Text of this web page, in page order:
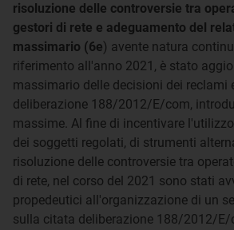
risoluzione delle controversie tra
gestori di rete e adeguamento del
massimario (6e) avente natura
riferimento all'anno 2021, è stato
massimario delle decisioni dei reclami
deliberazione 188/2012/E/com,
massime. Al fine di incentivare
dei soggetti regolati, di strumenti
risoluzione delle controversie tra
di rete, nel corso del 2021 sono stati
propedeutici all'organizzazione di un
sulla citata deliberazione 188/2012/E/